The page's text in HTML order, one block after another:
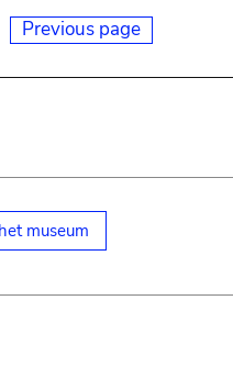
Previous page
museum